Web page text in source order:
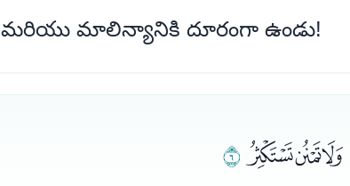
మరియు మాలిన్యానికి దూరంగా ఉండు!
ﯚﯛﯜﯝ